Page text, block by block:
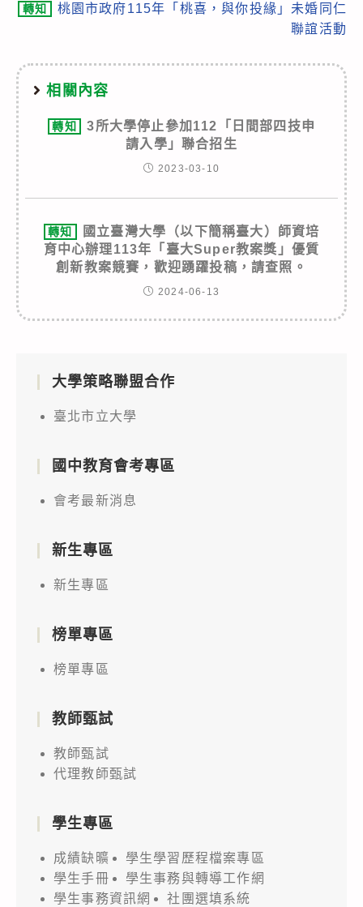
轉知
桃園市政府115年「桃喜，與你投緣」未婚同仁
聯誼活動
相關內容
轉知
3所大學停止參加112「日間部四技申
請入學」聯合招生
2023-03-10
轉知
國立臺灣大學（以下簡稱臺大）師資培
育中心辦理113年「臺大Super教案獎」優質
創新教案競賽，歡迎踴躍投稿，請查照。
2024-06-13
大學策略聯盟合作
臺北市立大學
國中教育會考專區
會考最新消息
新生專區
新生專區
榜單專區
榜單專區
教師甄試
教師甄試
代理教師甄試
學生專區
成績缺曠
學生學習歷程檔案專區
學生手冊
學生事務與轉導工作網
學生事務資訊網
社團選填系統